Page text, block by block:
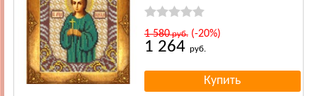
1 580руб.(-20%)
1 264 руб.